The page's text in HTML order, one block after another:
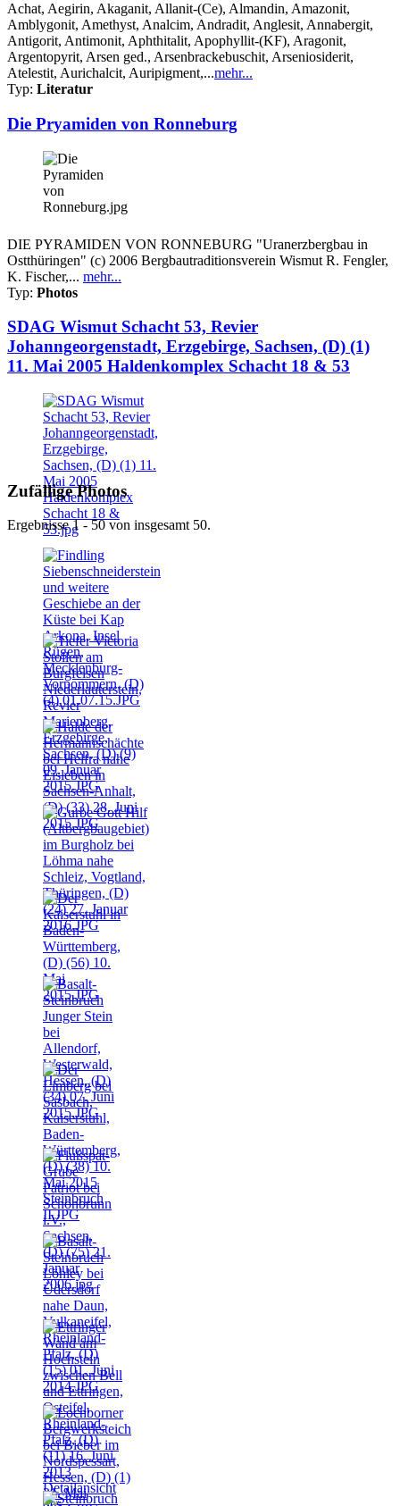
Achat, Aegirin, Akaganit, Allanit-(Ce), Almandin, Amazonit,
Amblygonit, Amethyst, Analcim, Andradit, Anglesit, Annabergit,
Antigorit, Antimonit, Aphthitalit, Apophyllit-(KF), Aragonit,
Argentopyrit, Arsen ged., Arsenbrackebuschit, Arseniosiderit,
Atelestit, Aurichalcit, Auripigment,...mehr...
Typ: Literatur
Die Pryamiden von Ronneburg
DIE PYRAMIDEN VON RONNEBURG "Uranerzbergbau in
Ostthüringen" (c) 2006 Bergbautraditionsverein Wismut R. Fengler,
K. Fischer,... mehr...
Typ: Photos
SDAG Wismut Schacht 53, Revier
Johanngeorgenstadt, Erzgebirge, Sachsen, (D) (1)
11. Mai 2005 Haldenkomplex Schacht 18 & 53
Zufällige Photos
Ergebnisse 1 - 50 von insgesamt 50.